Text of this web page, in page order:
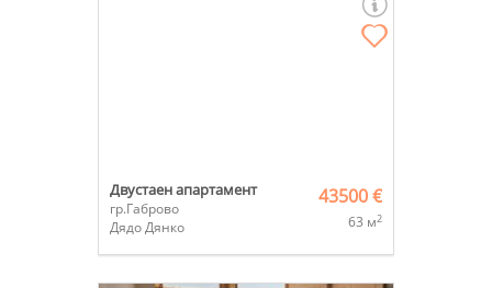
Двустаен апартамент
гр.Габрово
Дядо Дянко
43500 €
63 м2